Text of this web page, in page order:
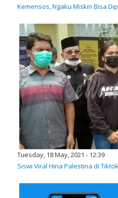
Kemensos, Ngaku Miskin Bisa
Tuesday, 18 May, 2021 - 12:39
Siswi Viral Hina Palestina di